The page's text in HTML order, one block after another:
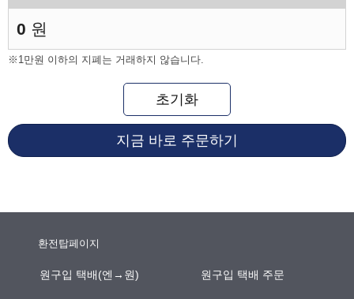
0 원
※1만원 이하의 지폐는 거래하지 않습니다.
초기화
지금 바로 주문하기
환전탑페이지
원구입 택배(엔→원) 원구입 택배 주문